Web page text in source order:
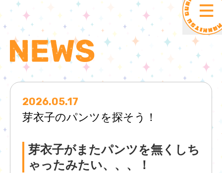
2026.05.17
芽衣子のパンツを探そう！
芽衣子がまたパンツを無くしち
ゃったみたい、、、！